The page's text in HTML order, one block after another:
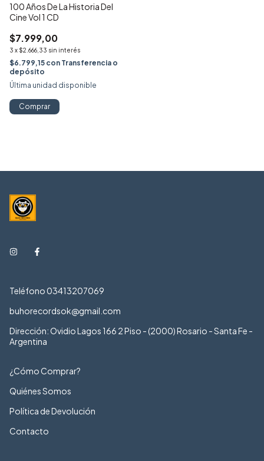
100 Años De La Historia Del
Cine Vol 1 CD
$7.999,00
3 x $2.666,33 sin interés
$6.799,15 con Transferencia o
depósito
Última unidad disponible
Comprar
Teléfono 03413207069
buhorecordsok@gmail.com
Dirección: Ovidio Lagos 166 2 Piso - (2000) Rosario - Santa Fe -
Argentina
¿Cómo Comprar?
Quiénes Somos
Política de Devolución
Contacto